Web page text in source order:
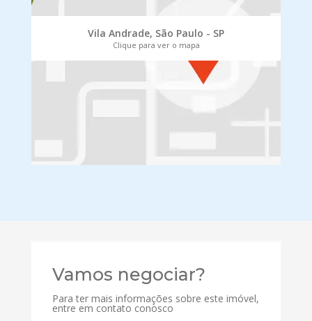
Vila Andrade, São Paulo - SP
Clique para ver o mapa
Vamos negociar?
Para ter mais informações sobre este imóvel,
entre em contato conosco